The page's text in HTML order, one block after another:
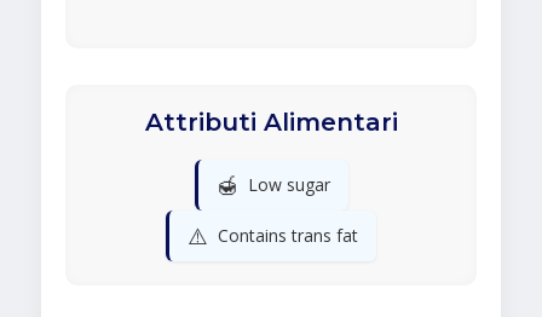
Attributi Alimentari
🍯 Low sugar
⚠️ Contains trans fat